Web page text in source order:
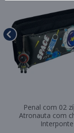
Penal com 02
Atronauta com
Interponte